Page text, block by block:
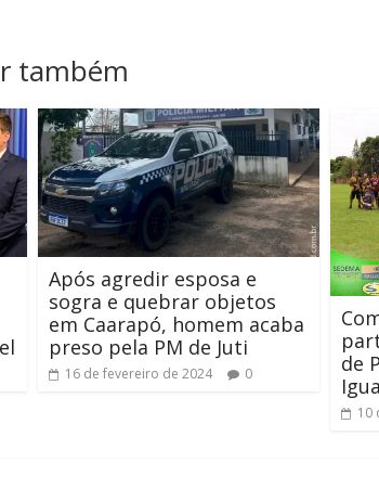
também
Após agredir esposa e
sogra e quebrar objetos
em Caarapó, homem acaba
preso pela PM de Juti
16 de fevereiro de 2024 0
de
10